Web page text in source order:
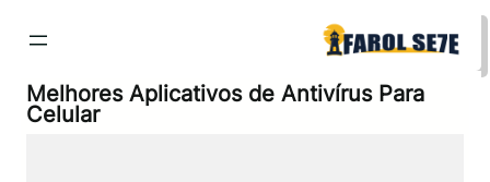
para
conteúdo
Melhores Aplicativos de Antivírus Para
Celular